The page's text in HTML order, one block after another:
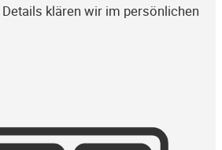
klären wir im persönlichen